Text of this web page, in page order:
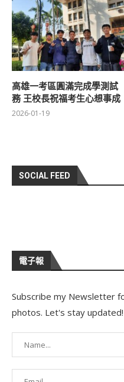
高雄一考區圓滿完成學測試
務 王校長祝福考生心想事成
2026-01-19
SOCIAL FEED
電子報
Subscribe my Newsletter
photos. Let's stay updated!